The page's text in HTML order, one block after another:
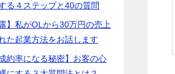
る４ステップと40の質問
露】私がOLから30万円の売上
た起業方法をお話します
成約率になる秘密】お客の心